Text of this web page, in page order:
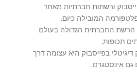
ורשתות חברתיות מאחר
המובילה כיום.
הרשת החברתית הגדולה בעולם
תכופות.
דיגיטלי בפייסבוק היא עצומה דרך
גם אינסטגרם.